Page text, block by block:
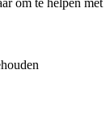
om te helpen met